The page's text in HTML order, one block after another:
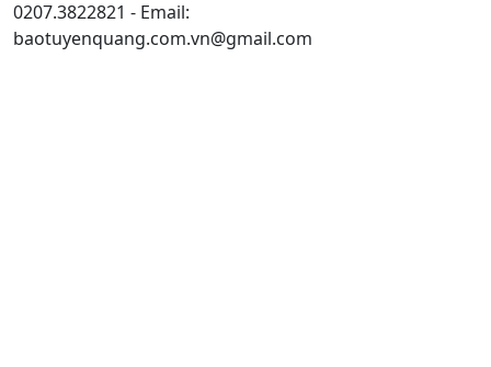
0207.3822821 - Email:
baotuyenquang.com.vn@gmail.com